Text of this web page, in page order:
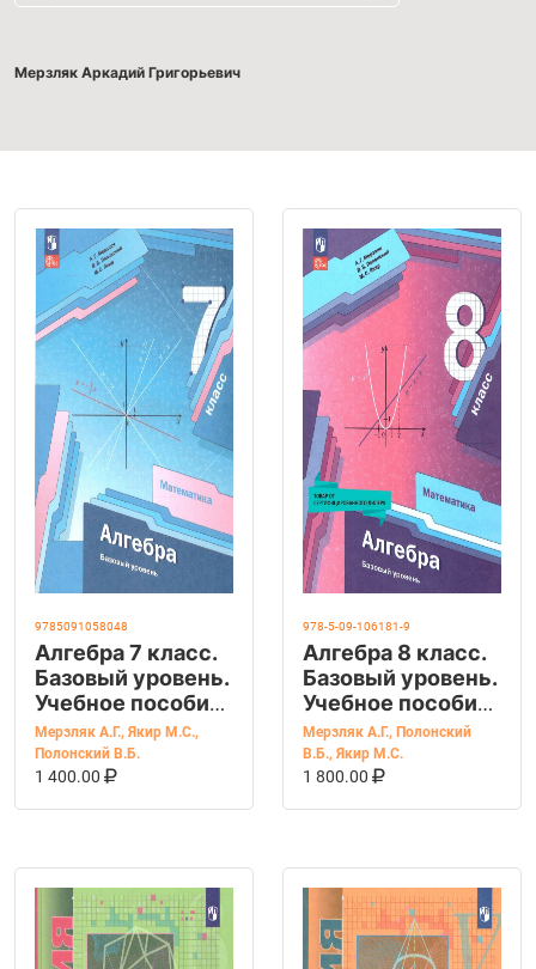
Мерзляк Аркадий Григорьевич
9785091058048
Алгебра 7 класс.
Базовый уровень.
Учебное пособие.
УМК Алгебра
Мерзляка А. Г.,
Полонского В.Б.
Мерзляк А.Г., Якир М.С.,
Полонский В.Б.
1 400.00
В КОРЗИНУ
978-5-09-106181-9
Алгебра 8 класс.
Базовый уровень.
Учебное пособие.
ФГОС
Мерзляк А.Г., Полонский
В.Б., Якир М.С.
1 800.00
В КОРЗИНУ